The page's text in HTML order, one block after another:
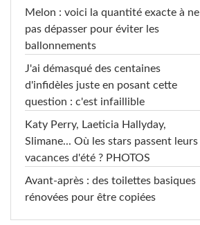
Melon : voici la quantité exacte à ne
pas dépasser pour éviter les
ballonnements
J'ai démasqué des centaines
d'infidèles juste en posant cette
question : c'est infaillible
Katy Perry, Laeticia Hallyday,
Slimane... Où les stars passent leurs
vacances d'été ? PHOTOS
Avant-après : des toilettes basiques
rénovées pour être copiées